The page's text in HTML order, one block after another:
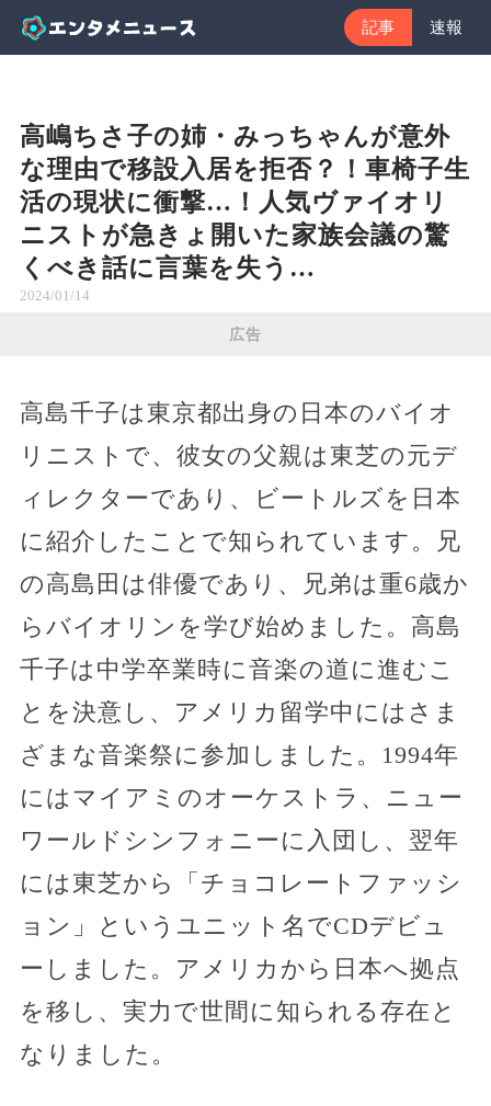
記事 速報
高嶋ちさ子の姉・みっちゃんが意外
な理由で移設入居を拒否？！車椅子生
活の現状に衝撃…！人気ヴァイオリ
ニストが急きょ開いた家族会議の驚
くべき話に言葉を失う…
2024/01/14
広告
高島千子は東京都出身の日本のバイオ
リニストで、彼女の父親は東芝の元デ
ィレクターであり、ビートルズを日本
に紹介したことで知られています。兄
の高島田は俳優であり、兄弟は重6歳か
らバイオリンを学び始めました。高島
千子は中学卒業時に音楽の道に進むこ
とを決意し、アメリカ留学中にはさま
ざまな音楽祭に参加しました。1994年
にはマイアミのオーケストラ、ニュー
ワールドシンフォニーに入団し、翌年
には東芝から「チョコレートファッシ
ョン」というユニット名でCDデビュ
ーしました。アメリカから日本へ拠点
を移し、実力で世間に知られる存在と
なりました。